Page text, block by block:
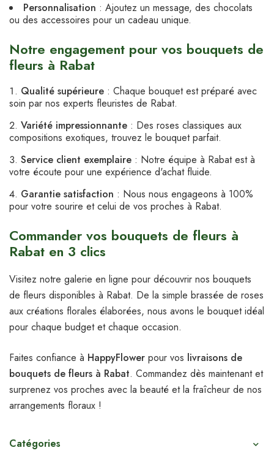
Catégories
Personnalisation : Ajoutez un message, des chocolats
ou des accessoires pour un cadeau unique.
Notre engagement pour vos bouquets de
fleurs à Rabat
Qualité supérieure : Chaque bouquet est préparé avec
soin par nos experts fleuristes de Rabat.
Variété impressionnante : Des roses classiques aux
compositions exotiques, trouvez le bouquet parfait.
Service client exemplaire : Notre équipe à Rabat est à
votre écoute pour une expérience d'achat fluide.
Garantie satisfaction : Nous nous engageons à 100%
pour votre sourire et celui de vos proches à Rabat.
Commander vos bouquets de fleurs à
Rabat en 3 clics
Visitez notre galerie en ligne pour découvrir nos bouquets
de fleurs disponibles à Rabat. De la simple brassée de roses
aux créations florales élaborées, nous avons le bouquet idéal
pour chaque budget et chaque occasion.
Faites confiance à HappyFlower pour vos livraisons de
bouquets de fleurs à Rabat. Commandez dès maintenant et
surprenez vos proches avec la beauté et la fraîcheur de nos
arrangements floraux !